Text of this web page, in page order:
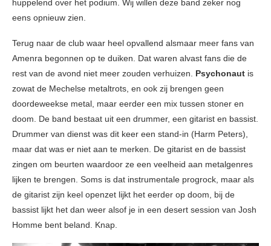
huppelend over het podium. Wij willen deze band zeker nog
eens opnieuw zien.
Terug naar de club waar heel opvallend alsmaar meer fans van
Amenra begonnen op te duiken. Dat waren alvast fans die de
rest van de avond niet meer zouden verhuizen. Psychonaut is
zowat de Mechelse metaltrots, en ook zij brengen geen
doordeweekse metal, maar eerder een mix tussen stoner en
doom. De band bestaat uit een drummer, een gitarist en bassist.
Drummer van dienst was dit keer een stand-in (Harm Peters),
maar dat was er niet aan te merken. De gitarist en de bassist
zingen om beurten waardoor ze een veelheid aan metalgenres
lijken te brengen. Soms is dat instrumentale progrock, maar als
de gitarist zijn keel openzet lijkt het eerder op doom, bij de
bassist lijkt het dan weer alsof je in een desert session van Josh
Homme bent beland. Knap.